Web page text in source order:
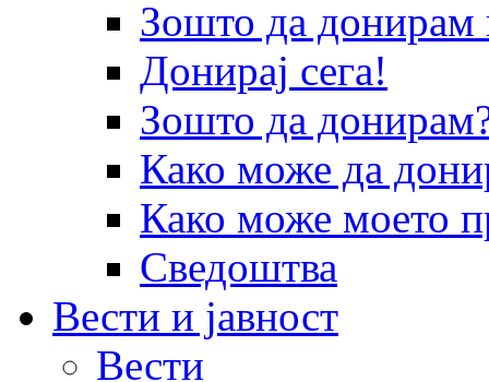
Зошто да
Донирај сега!
Зошто да
Како може да
Како може моето
Сведоштва
Вести и јавност
Вести